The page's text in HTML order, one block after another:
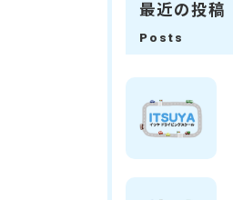
最近の投稿
Posts